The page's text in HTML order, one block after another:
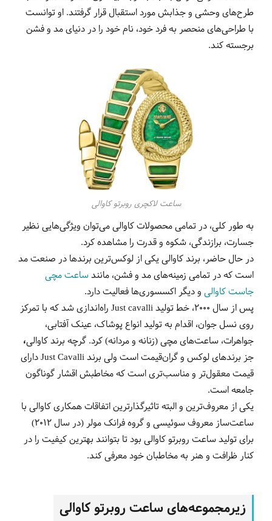
طرح‌های وحشی و جذابش مورد استقبال قرار گرفتند. او توانست
با طراحی‌های منحصر به فرد خود، نام خود را در دنیای مد و فشن
برجسته کند.
ساعت لاکچری روبرتو کاوالی
به طور کلی، در تمامی محصولات کاوالی می‌توان ویژگی‌هایی نظیر
جسارت، برازندگی، شکوه و قدرت را مشاهده کرد.
در حال حاضر، برند کاوالی یکی از لوکس‌ترین برندها در صنعت مد
است که در تمامی زمینه‌های مد و فشن، مانندساعت مچی
جاست کاوالی و دیگر اکسسوری‌ها فعالیت دارد.
پس از سال 2000، خط تولید Just cavalli راه‌اندازی شد که با تمرکز
روی نسل جوان، اقدام به تولید انواع پوشاک، عینک آفتابی،
جواهرات، ساعت‌های مچی (زنانه و مردانه) کرد. گرچه برند کاوالی،
جز برندهای لوکس و گران‌قیمت است ولی برند Just Cavalli دارای
قیمت معقول‌تر و مناسب‌تری است که مخاطبش اقشار گوناگون
جامعه است.
یکی از معروف‌ترین و البته تاثیرگذارترین اتفاقات همکاری کاوالی با
ساعت‌ساز معروف سوئیسی و گروه فرانک مولر (در سال 2012)
برای تولید ساعت روبرتو کاوالی بود تا بتوانند بهترین کیفیت را در
کنار ظرافت و هنر به مخاطبان خود معرفی کند.
زیرمجموعه‌های ساعت روبرتو کاوالی